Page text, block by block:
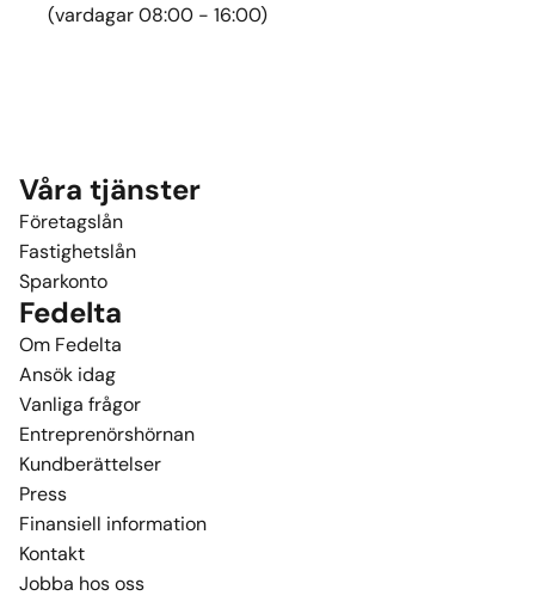
(vardagar 08:00 - 16:00)
Våra tjänster
Företagslån
Fastighetslån
Sparkonto
Fedelta
Om Fedelta
Ansök idag
Vanliga frågor
Entreprenörshörnan
Kundberättelser
Press
Finansiell information
Kontakt
Jobba hos oss